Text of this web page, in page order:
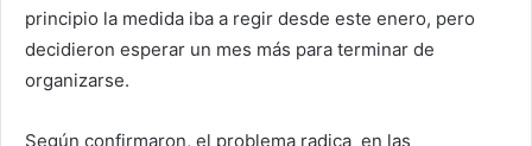
principio la medida iba a regir desde este enero, pero
decidieron esperar un mes más para terminar de
organizarse.
Según confirmaron, el problema radica en las